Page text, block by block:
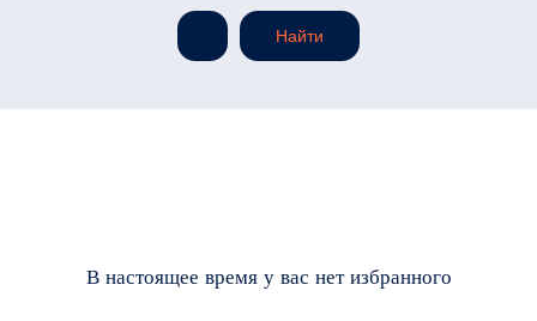
Найти
В настоящее время у вас нет избранного